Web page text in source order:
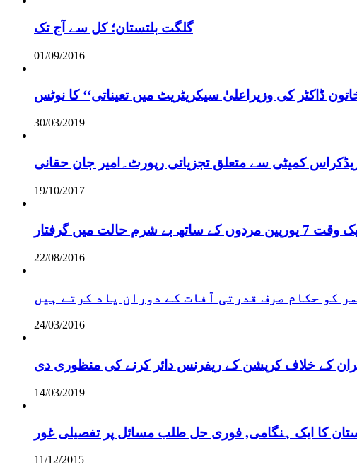
گلگت بلتستان؛ کل سے آج تک
01/09/2016
ڈاکٹر کی وزیراعلیٰ سیکریٹریٹ میں تعیناتی‘‘ کا نوٹس
30/03/2019
ریڈکراس کمیٹی سے متعلق تجزیاتی رپورٹ۔امیر جان حقانی
19/10/2017
گرفتار
22/08/2016
کو حکام صرف قدرتی آفات کے دوران یاد کرتے ہیں
24/03/2016
کے خلاف کرپشن کے ریفرنس دائر کرنے کی منظوری دی
14/03/2019
کا ایک ہنگامی, فوری حل طلب مسائل پر تفصیلی غور
11/12/2015